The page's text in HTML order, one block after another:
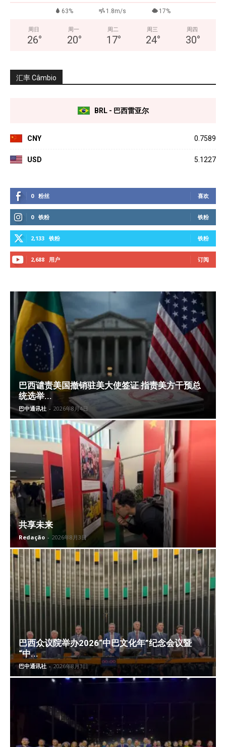
63% 1.8m/s 17%
周日
26°
周一
20°
周二
17°
周三
24°
周四
30°
汇率 Câmbio
BRL - 巴西雷亚尔
CNY 0.7589
USD 5.1227
0 粉丝 喜欢
0 铁粉 铁粉
2,133 铁粉 铁粉
2,688 用户 订阅
巴西谴责美国撤销驻美大使签证 指责美方干预总
统选举...
巴中通讯社 - 2026年8月4日
共享未来
Redação - 2026年8月3日
巴西众议院举办2026“中巴文化年”纪念会议暨
“中...
巴中通讯社 - 2026年8月3日